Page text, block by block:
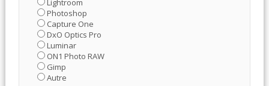
Photoshop
Capture One
DxO Optics Pro
Luminar
ON1 Photo RAW
Gimp
Autre